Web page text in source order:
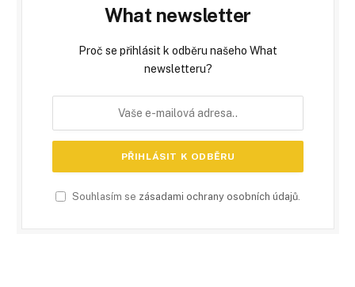
What newsletter
Proč se přihlásit k odběru našeho What
newsletteru?
Souhlasím se zásadami ochrany osobních údajů